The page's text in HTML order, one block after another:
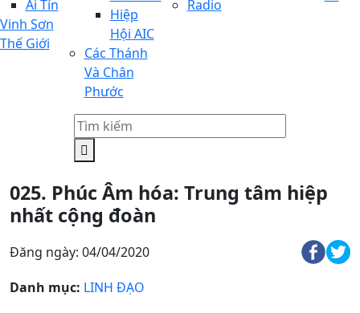
Ai Tín
Vinh Sơn
Thế Giới
Hiệp
Hội AIC
Các Thánh
Và Chân
Phước
Radio
025. Phúc Âm hóa: Trung tâm hiệp
nhất cộng đoàn
Đăng ngày: 04/04/2020
Danh mục: LINH ĐẠO